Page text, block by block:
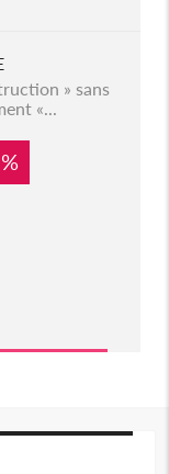
» sans
«...